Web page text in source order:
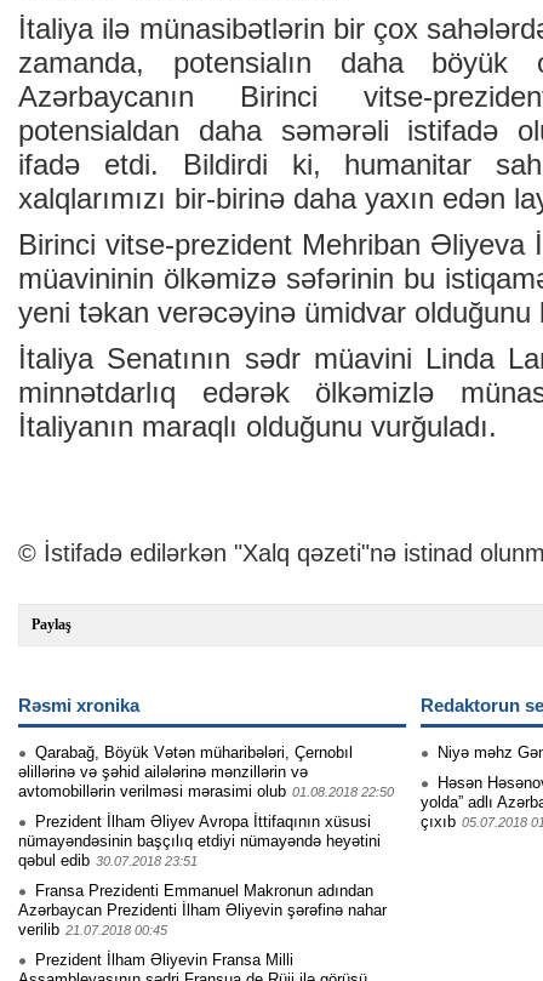
İtaliya ilə münasibətlərin bir çox
zamanda, potensialın daha böyük
Azərbaycanın Birinci vitse-
potensialdan daha səmərəli istifadə
ifadə etdi. Bildirdi ki, humanitar
xalqlarımızı bir-birinə daha yaxın edən
Birinci vitse-prezident Mehriban Əliyeva
müavininin ölkəmizə səfərinin bu
yeni təkan verəcəyinə ümidvar olduğunu
İtaliya Senatının sədr müavini Linda
minnətdarlıq edərək ölkəmizlə
İtaliyanın maraqlı olduğunu vurğuladı.
© İstifadə edilərkən "Xalq qəzeti"nə istinad
Paylaş
Rəsmi xronika
Qarabağ, Böyük Vətən müharibələri, Çernobıl
əlillərinə və şəhid ailələrinə mənzillərin və
avtomobillərin verilməsi mərasimi olub 01.08.2018 22:50
Prezident İlham Əliyev Avropa İttifaqının xüsusi
nümayəndəsinin başçılıq etdiyi nümayəndə heyətini
qəbul edib 30.07.2018 23:51
Fransa Prezidenti Emmanuel Makronun adından
Azərbaycan Prezidenti İlham Əliyevin şərəfinə nahar
verilib 21.07.2018 00:45
Prezident İlham Əliyevin Fransa Milli
Redaktorun
Niyə məhz
Həsən
yolda” adlı
çıxıb 05.07.2018